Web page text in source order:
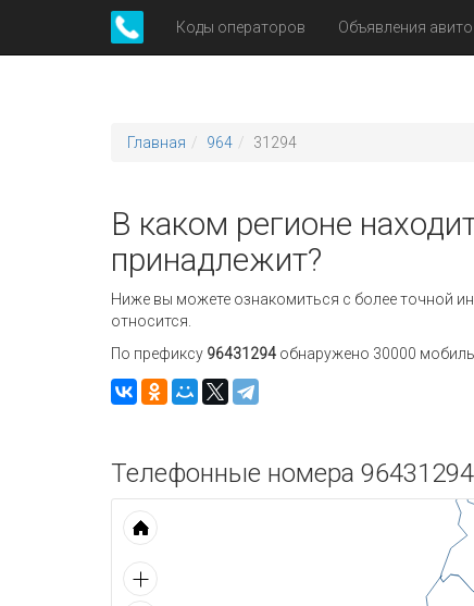
Коды операторов Объявления авито
Главная 964 31294
В каком регионе
принадлежит?
Ниже вы можете ознакомиться с более точной
относится.
По префиксу 96431294 обнаружено 30000
Телефонные номера